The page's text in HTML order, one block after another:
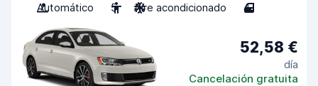
Automático
5 Aire acondicionado 4
52,58 €
día
Cancelación gratuita